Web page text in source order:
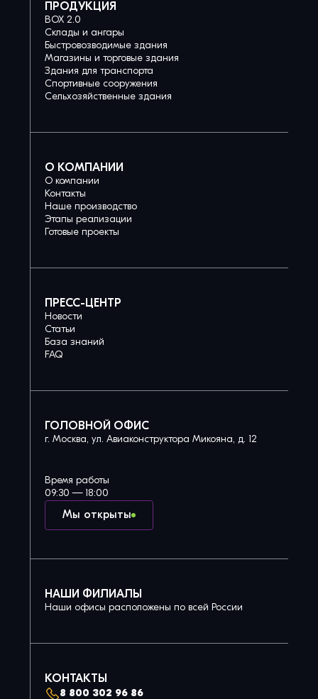
ПРОДУКЦИЯ
BOX 2.0
Склады и ангары
Быстровозводимые здания
Магазины и торговые здания
Здания для транспорта
Спортивные сооружения
Сельхозяйственные здания
О КОМПАНИИ
О компании
Контакты
Наше производство
Этапы реализации
Готовые проекты
ПРЕСС-ЦЕНТР
Новости
Статьи
База знаний
FAQ
ГОЛОВНОЙ ОФИС
г. Москва, ул. Авиаконструктора Микояна, д. 12
Мы открыты
Время работы
09:30 — 18:00
НАШИ ФИЛИАЛЫ
Наши офисы расположены по всей России
КОНТАКТЫ
8 800 302 96 86